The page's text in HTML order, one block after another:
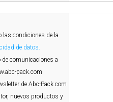
las condiciones de la
de datos.
de comunicaciones a
pack.com
de Abc-Pack.com
nuevos productos y